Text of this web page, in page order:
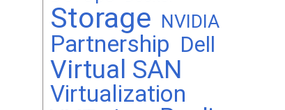
Storage NVIDIA
Partnership Dell
Virtual SAN
Virtualization